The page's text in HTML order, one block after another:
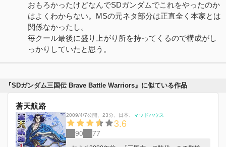
おもろかったけどなんでSDガンダムでこれをやったのか
はよくわからない。MSの元ネタ部分は正直全く本家とは
関係なかったし。
毎クール最後に盛り上がり所を持ってくるので構成がし
っかりしていたと思う。
『SDガンダム三国伝 Brave Battle Warriors』に似ている作品
蒼天航路
2009/4/7公開 23分 日本 マッドハウス
3.6
90 77